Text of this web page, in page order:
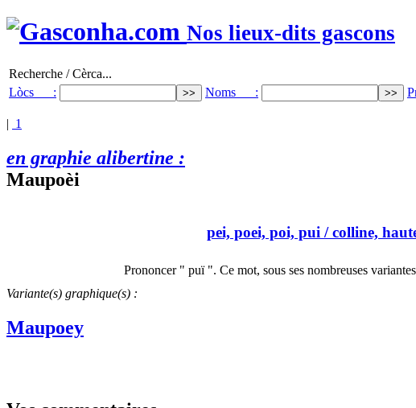
Nos lieux-dits gascons
Recherche / Cèrca...
Lòcs :
Noms :
| 1
en graphie alibertine :
Maupoèi
pei, poei, poi, pui / colline,
Prononcer " puï ". Ce mot, sous ses nombreuses
Variante(s) graphique(s) :
Maupoey